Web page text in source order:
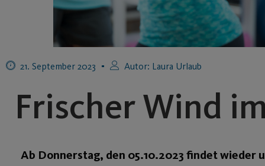
21. September 2023 Autor: Laura Urlaub
Frischer Wind
Ab Donnerstag, den 05.10.2023 findet wieder